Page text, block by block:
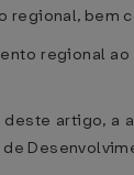
bem
regional
artigo,